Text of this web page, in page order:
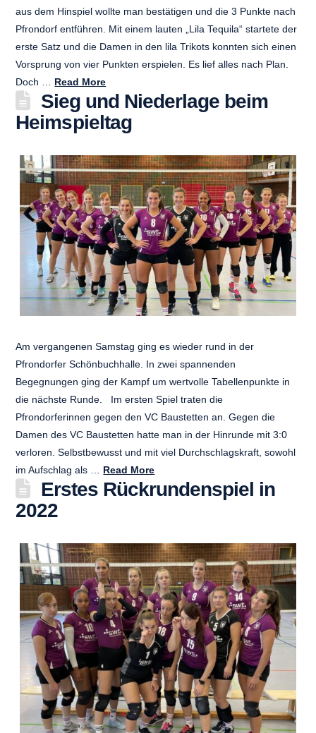
aus dem Hinspiel wollte man bestätigen und die 3 Punkte nach
Pfrondorf entführen. Mit einem lauten „Lila Tequila“ startete der
erste Satz und die Damen in den lila Trikots konnten sich einen
Vorsprung von vier Punkten erspielen. Es lief alles nach Plan.
Doch … Read More
Sieg und Niederlage beim
Heimspieltag
Am vergangenen Samstag ging es wieder rund in der
Pfrondorfer Schönbuchhalle. In zwei spannenden
Begegnungen ging der Kampf um wertvolle Tabellenpunkte in
die nächste Runde. Im ersten Spiel traten die
Pfrondorferinnen gegen den VC Baustetten an. Gegen die
Damen des VC Baustetten hatte man in der Hinrunde mit 3:0
verloren. Selbstbewusst und mit viel Durchschlagskraft, sowohl
im Aufschlag als … Read More
Erstes Rückrundenspiel in
2022